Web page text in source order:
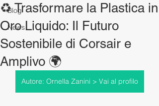
Blog
News
♻️ Trasformare la Plastica in
Oro Liquido: Il Futuro
Sostenibile di Corsair e
Amplivo 🌍
Autore: Ornella Zanini > Vai al profilo